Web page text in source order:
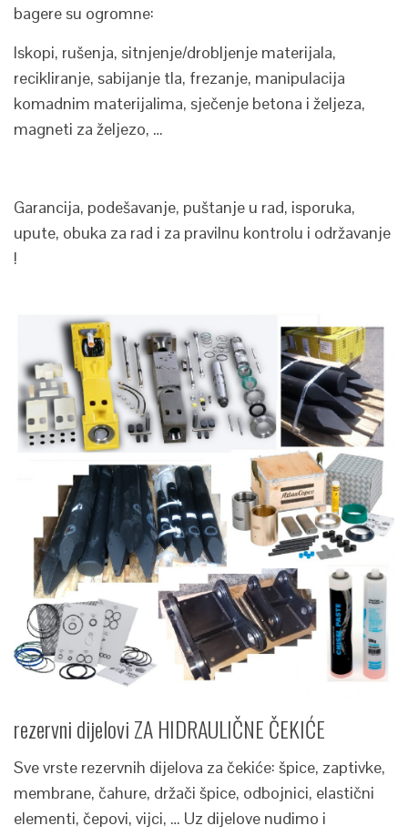
bagere su ogromne:
Iskopi, rušenja, sitnjenje/drobljenje materijala,
recikliranje, sabijanje tla, frezanje, manipulacija
komadnim materijalima, sječenje betona i željeza,
magneti za željezo, …
Garancija, podešavanje, puštanje u rad, isporuka,
upute, obuka za rad i za pravilnu kontrolu i održavanje
!
rezervni dijelovi ZA HIDRAULIČNE ČEKIĆE
Sve vrste rezervnih dijelova za čekiće: špice, zaptivke,
membrane, čahure, držači špice, odbojnici, elastični
elementi, čepovi, vijci, … Uz dijelove nudimo i